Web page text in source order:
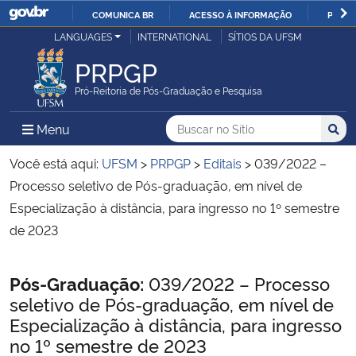
IR
COMUNICA BR ACESSO À INFORMAÇÃO
Ministério da Justiça e Segurança Pública
Ministério da Defesa
Ministério das Relações Exteriores
Ministério da Economia
Ministério da Agricultura, Pecuária e Abastecimento
Ministério da Educação
LANGUAGES INTERNATIONAL SÍTIOS DA UFSM
PRPGP
Pró-Reitoria de Pós-Graduação e Pesquisa
Menu Menu Principal do Sítio
Busca
Buscar no no Sítio
Busca:
Você está aqui: UFSM > PRPGP > Editais >039/2022 –
Processo seletivo de Pós-graduação, em nível de
Especialização à distância, para ingresso no 1º semestre
de 2023
Início do conteúdo
Pós-Graduação: 039/2022 – Processo
seletivo de Pós-graduação, em nível de
Especialização à distância, para ingresso
no 1º semestre de 2023